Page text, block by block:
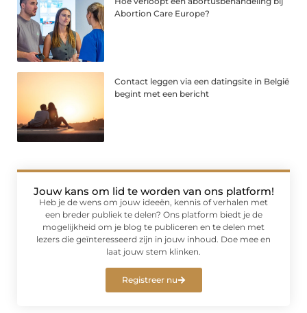
Abortion Care Europe?
Contact leggen via een datingsite in België
begint met een bericht
Jouw kans om lid te worden van ons platform!
Heb je de wens om jouw ideeën, kennis of verhalen met
een breder publiek te delen? Ons platform biedt je de
mogelijkheid om je blog te publiceren en te delen met
lezers die geïnteresseerd zijn in jouw inhoud. Doe mee en
laat jouw stem klinken.
Registreer nu